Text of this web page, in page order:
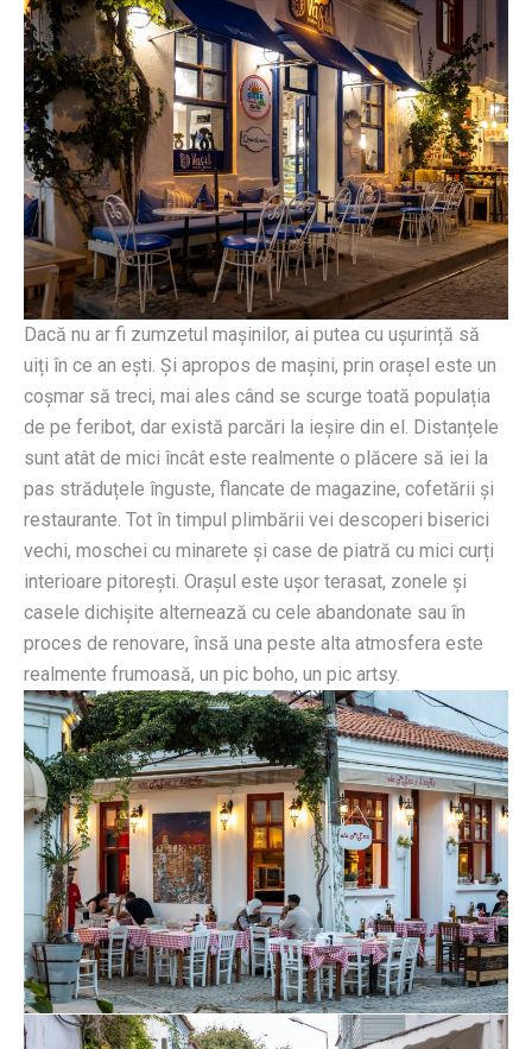
Dacă nu ar fi zumzetul mașinilor, ai putea cu ușurință să
uiți în ce an ești. Și apropos de mașini, prin orașel este un
coșmar să treci, mai ales când se scurge toată populația
de pe feribot, dar există parcări la ieșire din el. Distanțele
sunt atât de mici încât este realmente o plăcere să iei la
pas străduțele înguste, flancate de magazine, cofetării și
restaurante. Tot în timpul plimbării vei descoperi biserici
vechi, moschei cu minarete și case de piatră cu mici curți
interioare pitorești. Orașul este ușor terasat, zonele și
casele dichișite alternează cu cele abandonate sau în
proces de renovare, însă una peste alta atmosfera este
realmente frumoasă, un pic boho, un pic artsy.